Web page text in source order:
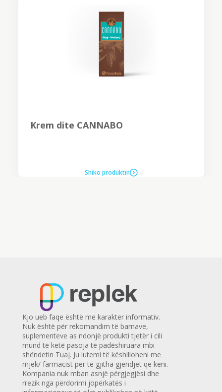
Krem dite CANNABO
Shiko produktin
Kjo ueb faqe është me karakter informativ.
Nuk është për rekomandim të barnave,
suplementeve as ndonjë produkti tjetër i cili
mund të ketë pasoja të padëshiruara mbi
shëndetin Tuaj. Ju lutemi të këshilloheni me
mjek/ farmacist për të gjitha gjendjet që keni.
Kompania nuk mban asnjë përgjegjësi dhe
rrezik nga përdorimi jopërkatës i